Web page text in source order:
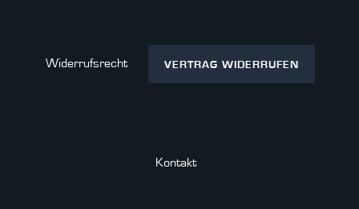
Widerrufs­recht VERTRAG WIDERRUFEN
Kontakt